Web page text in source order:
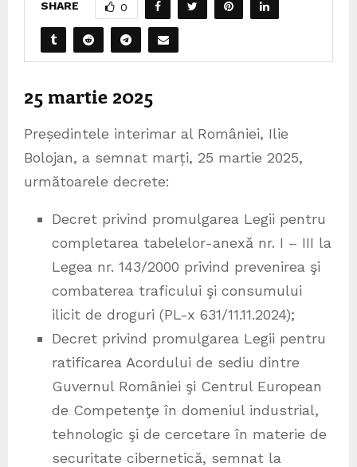
SHARE 0
25 martie 2025
Președintele interimar al României, Ilie
Bolojan, a semnat marți, 25 martie 2025,
următoarele decrete:
Decret privind promulgarea Legii pentru
completarea tabelelor-anexă nr. I – III la
Legea nr. 143/2000 privind prevenirea şi
combaterea traficului şi consumului
ilicit de droguri (PL-x 631/11.11.2024);
Decret privind promulgarea Legii pentru
ratificarea Acordului de sediu dintre
Guvernul României şi Centrul European
de Competenţe în domeniul industrial,
tehnologic şi de cercetare în materie de
securitate cibernetică, semnat la